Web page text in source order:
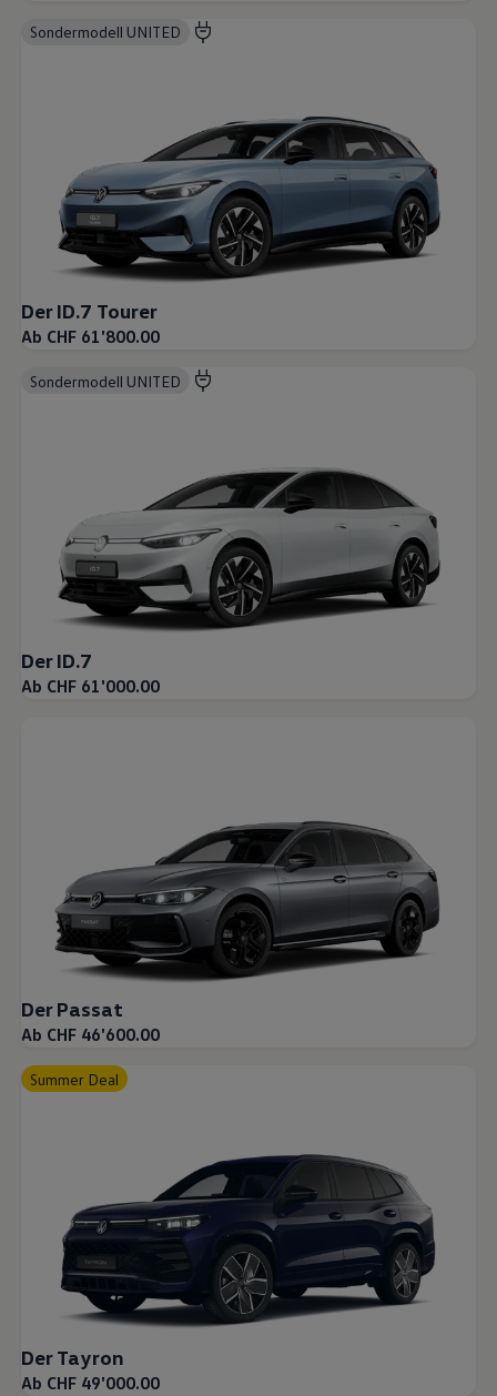
Sondermodell UNITED
Der ID.7 Tourer
Ab CHF 61'800.00
Sondermodell UNITED
Der ID.7
Ab CHF 61'000.00
Der Passat
Ab CHF 46'600.00
Summer Deal
Der Tayron
Ab CHF 49'000.00